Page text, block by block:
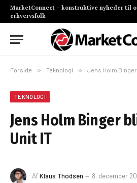
MarketConnect – konstruktive nyheder til
erhvervsfolk
Forside » Teknologi » Jens Holm Binger
TEKNOLOGI
Jens Holm Binger
Unit IT
AfKlaus Thodsen 8. december